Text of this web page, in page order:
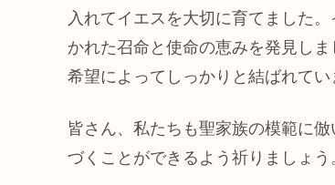
入れてイエスを大切に育てました
かれた召命と使命の恵みを発見し
希望によってしっかりと結ばれてい
皆さん、私たちも聖家族の模範に
づくことができるよう祈りましょう